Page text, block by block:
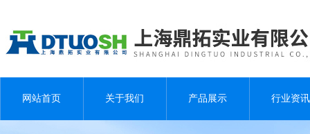
网站首页 关于我们 产品展示 行业资讯